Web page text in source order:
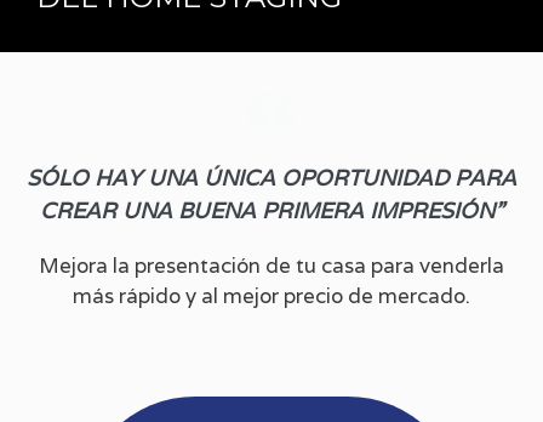
SÓLO HAY UNA ÚNICA OPORTUNIDAD PARA
CREAR UNA BUENA PRIMERA IMPRESIÓN”
Mejora la presentación de tu casa para venderla
más rápido y al mejor precio de mercado.